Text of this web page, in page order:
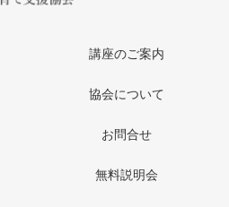
講座のご案内
協会について
お問合せ
無料説明会